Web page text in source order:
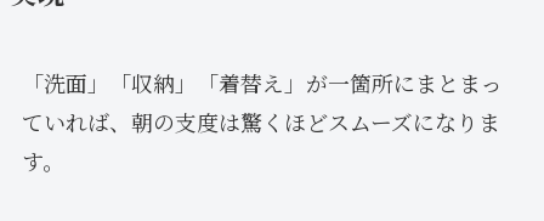
「洗面」「収納」「着替え」が一箇所にまとまっ
ていれば、朝の支度は驚くほどスムーズになりま
す。